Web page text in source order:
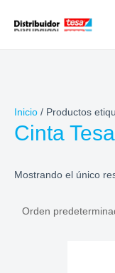
Inicio / Productos
Cinta
Mostrando el único